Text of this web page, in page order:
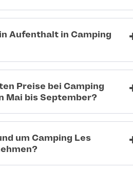
Aufenthalt in Camping
Preise bei Camping
Mai bis September?
um Camping Les